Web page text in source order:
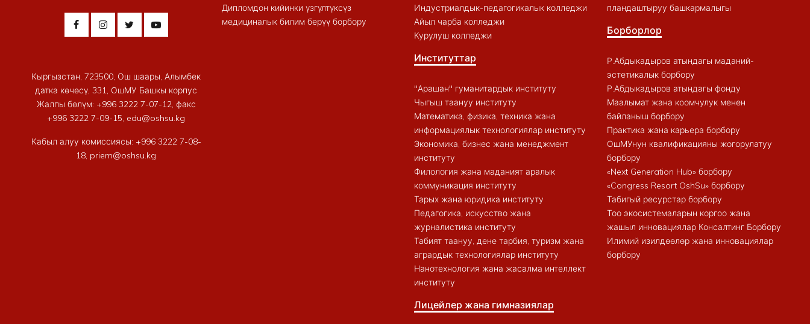
Кыргызстан, 723500, Ош шаары, Алымбек
датка көчөсү, 331, ОшМУ Башкы корпус
Жалпы бөлүм: +996 3222 7-07-12, факс
+996 3222 7-09-15, edu@oshsu.kg
Кабыл алуу комиссиясы: +996 3222 7-08-
18, priem@oshsu.kg
Дипломдон кийинки үзгүлтүксүз
медициналык билим берүү борбору
Индустриалдык-педагогикалык колледжи
Айыл чарба колледжи
Курулуш колледжи
Институттар
"Арашан" гуманитардык институту
Чыгыш таануу институту
Математика, физика, техника жана
информациялык технологиялар институту
Экономика, бизнес жана менеджмент
институту
Филология жана маданият аралык
коммуникация институту
Тарых жана юридика институту
Педагогика, искусство жана
журналистика институту
Табият таануу, дене тарбия, туризм жана
агрардык технологиялар институту
Нанотехнология жана жасалма интеллект
институту
Лицейлер жана гимназиялар
пландаштыруу башкармалыгы
Борборлор
Р.Абдыкадыров атындагы маданий-
эстетикалык борбору
Р.Абдыкадыров атындагы фонду
Маалымат жана коомчулук менен
байланыш борбору
Практика жана карьера борбору
ОшМУнун квалификацияны жогорулатуу
борбору
«Next Generation Hub» борбору
«Congress Resort OshSu» борбору
Табигый ресурстар борбору
Тоо экосистемаларын коргоо жана
жашыл инновациялар Консалтинг Борбору
Илимий изилдөөлөр жана инновациялар
борбору